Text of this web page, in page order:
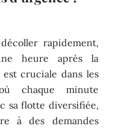
rapidement,
heure après la
cruciale dans les
chaque minute
sa flotte diversifiée,
à des demandes